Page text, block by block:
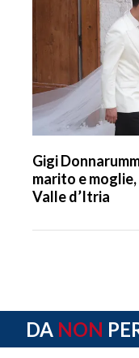
Gigi
marito e
Valle d’Itria
DA NON